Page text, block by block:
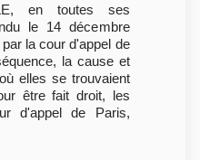
en toutes ses
le 14 décembre
la cour d'appel de
la cause et
elles se trouvaient
être fait droit, les
d'appel de Paris,